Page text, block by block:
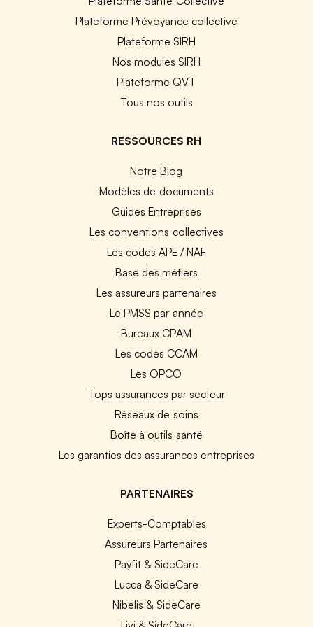
Plateforme Prévoyance collective
Plateforme SIRH
Nos modules SIRH
Plateforme QVT
Tous nos outils
RESSOURCES RH
Notre Blog
Modèles de documents
Guides Entreprises
Les conventions collectives
Les codes APE / NAF
Base des métiers
Les assureurs partenaires
Le PMSS par année
Bureaux CPAM
Les codes CCAM
Les OPCO
Tops assurances par secteur
Réseaux de soins
Boîte à outils santé
Les garanties des assurances entreprises
PARTENAIRES
Experts-Comptables
Assureurs Partenaires
Payfit & SideCare
Lucca & SideCare
Nibelis & SideCare